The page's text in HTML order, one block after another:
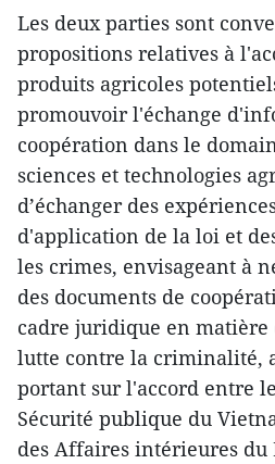
Les deux parties sont
propositions relatives à
produits agricoles
promouvoir l'échange
coopération dans le
sciences et technologies
d’échanger des
d'application de la loi et
les crimes, envisageant à
des documents de
cadre juridique en matière
lutte contre la criminalité,
portant sur l'accord entre
Sécurité publique du
des Affaires intérieures du